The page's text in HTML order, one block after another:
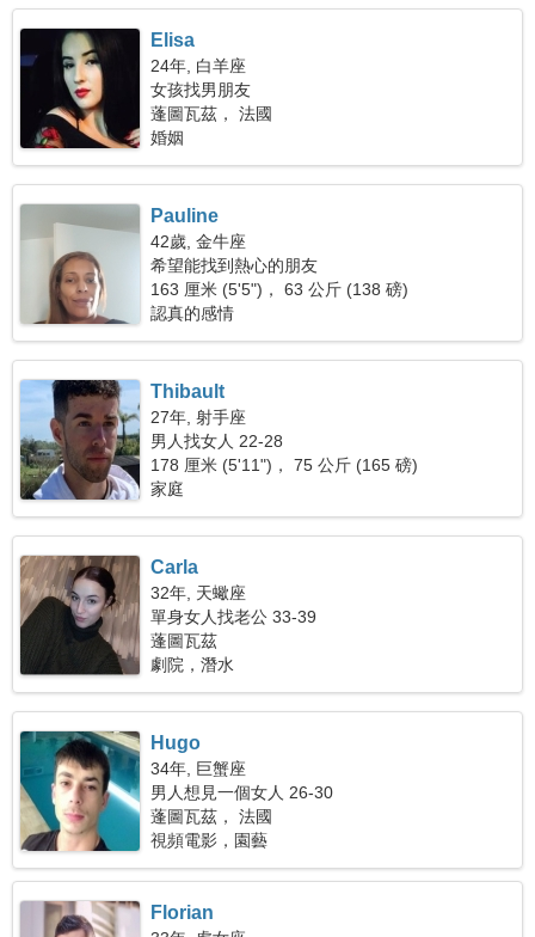
Elisa
24年, 白羊座
女孩找男朋友
蓬圖瓦茲， 法國
婚姻
Pauline
42歲, 金牛座
希望能找到熱心的朋友
163 厘米 (5'5")， 63 公斤 (138 磅)
認真的感情
Thibault
27年, 射手座
男人找女人 22-28
178 厘米 (5'11")， 75 公斤 (165 磅)
家庭
Carla
32年, 天蠍座
單身女人找老公 33-39
蓬圖瓦茲
劇院，潛水
Hugo
34年, 巨蟹座
男人想見一個女人 26-30
蓬圖瓦茲， 法國
視頻電影，園藝
Florian